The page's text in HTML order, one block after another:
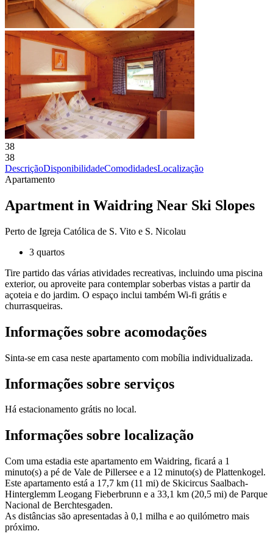
38
38
DescriçãoDisponibilidadeComodidadesLocalização
Apartamento
Apartment in Waidring Near Ski Slopes
Perto de Igreja Católica de S. Vito e S. Nicolau
3 quartos
Tire partido das várias atividades recreativas, incluindo uma piscina
exterior, ou aproveite para contemplar soberbas vistas a partir da
açoteia e do jardim. O espaço inclui também Wi-fi grátis e
churrasqueiras.
Informações sobre acomodações
Sinta-se em casa neste apartamento com mobília individualizada.
Informações sobre serviços
Há estacionamento grátis no local.
Informações sobre localização
Com uma estadia este apartamento em Waidring, ficará a 1
minuto(s) a pé de Vale de Pillersee e a 12 minuto(s) de Plattenkogel.
Este apartamento está a 17,7 km (11 mi) de Skicircus Saalbach-
Hinterglemm Leogang Fieberbrunn e a 33,1 km (20,5 mi) de Parque
Nacional de Berchtesgaden.
As distâncias são apresentadas à 0,1 milha e ao quilómetro mais
próximo.